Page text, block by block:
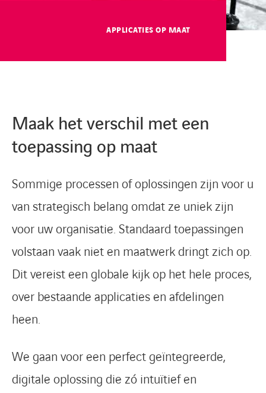
APPLICATIES OP MAAT
Maak het verschil met een
toepassing op maat
Sommige processen of oplossingen zijn voor u
van strategisch belang omdat ze uniek zijn
voor uw organisatie. Standaard toepassingen
volstaan vaak niet en maatwerk dringt zich op.
Dit vereist een globale kijk op het hele proces,
over bestaande applicaties en afdelingen
heen.
We gaan voor een perfect geïntegreerde,
digitale oplossing die zó intuïtief en